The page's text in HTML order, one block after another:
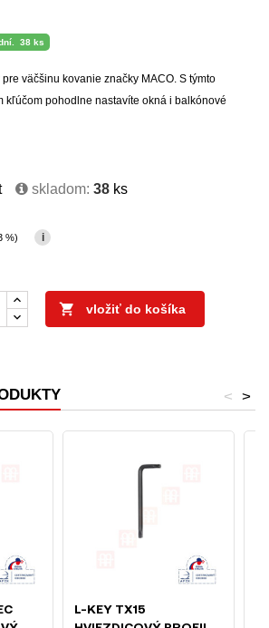
38 ks
pre väčšinu kovanie značky MACO. S týmto
kľúčom pohodlne nastavíte okná i balkónové
skladom: 38 ks
%) i
 vložiť do košíka
>
<
L-KEY TX15